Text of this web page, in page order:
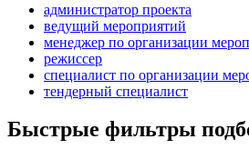
администратор проекта
ведущий мероприятий
менеджер по организации
режиссер
специалист по организации
тендерный специалист
Быстрые фильтры